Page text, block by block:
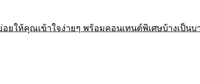
ให้คุณเข้าใจง่ายๆ พร้อมคอนเทนต์พิเศษบ้างเป็นบา